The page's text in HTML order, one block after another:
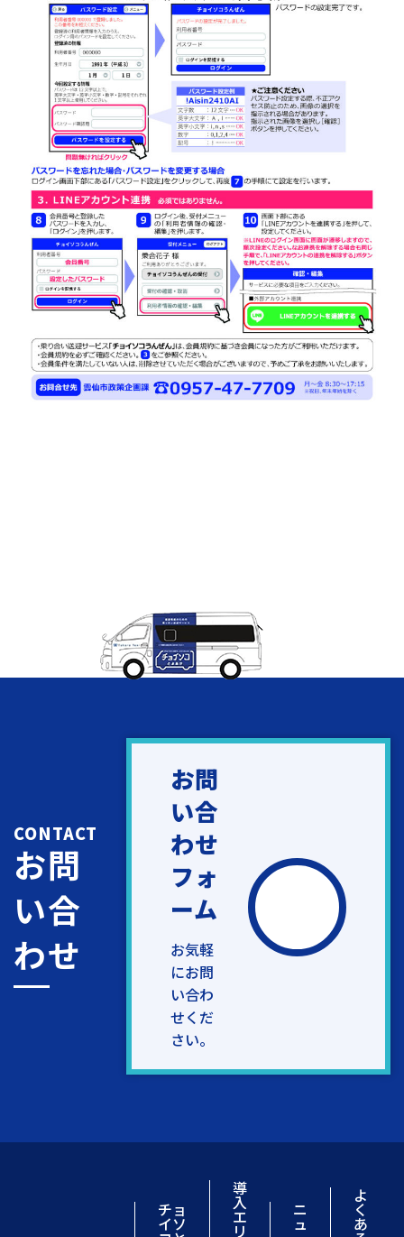
CONTACT
お問
い合
わせ
お問
い合
わせ
フォ
ーム
お気軽
にお問
い合わ
せくだ
さい。
チョ
イソ
導
入
エ
リ
ニ
ュ
よ
く
あ